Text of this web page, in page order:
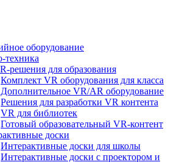
оборудование
техника
решения для образования
Комплект VR оборудования для класса
Дополнительное VR/AR оборудование
Решения для разработки VR контента
VR для библиотек
Готовый образовательный VR-контент
доски
Интерактивные доски для школы
Интерактивные доски с проектором и